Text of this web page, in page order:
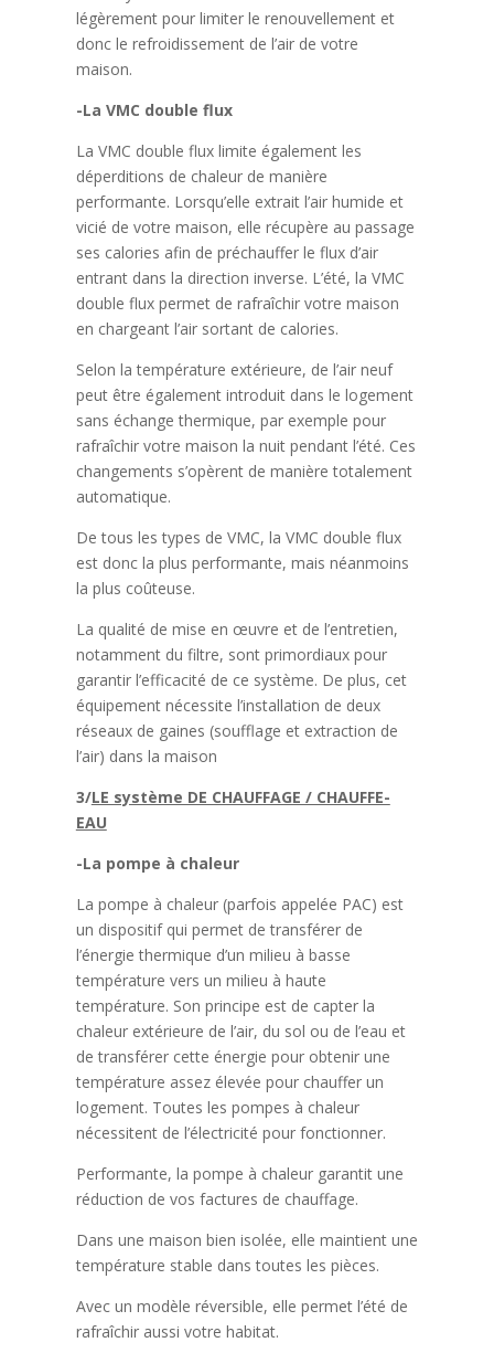
légèrement pour limiter le renouvellement et
donc le refroidissement de l’air de votre
maison.
-La VMC double flux
La VMC double flux limite également les
déperditions de chaleur de manière
performante. Lorsqu’elle extrait l’air humide et
vicié de votre maison, elle récupère au passage
ses calories afin de préchauffer le flux d’air
entrant dans la direction inverse. L’été, la VMC
double flux permet de rafraîchir votre maison
en chargeant l’air sortant de calories.
Selon la température extérieure, de l’air neuf
peut être également introduit dans le logement
sans échange thermique, par exemple pour
rafraîchir votre maison la nuit pendant l’été. Ces
changements s’opèrent de manière totalement
automatique.
De tous les types de VMC, la VMC double flux
est donc la plus performante, mais néanmoins
la plus coûteuse.
La qualité de mise en œuvre et de l’entretien,
notamment du filtre, sont primordiaux pour
garantir l’efficacité de ce système. De plus, cet
équipement nécessite l’installation de deux
réseaux de gaines (soufflage et extraction de
l’air) dans la maison
3/LE système DE CHAUFFAGE / CHAUFFE-
EAU
-La pompe à chaleur
La pompe à chaleur (parfois appelée PAC) est
un dispositif qui permet de transférer de
l’énergie thermique d’un milieu à basse
température vers un milieu à haute
température. Son principe est de capter la
chaleur extérieure de l’air, du sol ou de l’eau et
de transférer cette énergie pour obtenir une
température assez élevée pour chauffer un
logement. Toutes les pompes à chaleur
nécessitent de l’électricité pour fonctionner.
Performante, la pompe à chaleur garantit une
réduction de vos factures de chauffage.
Dans une maison bien isolée, elle maintient une
température stable dans toutes les pièces.
Avec un modèle réversible, elle permet l’été de
rafraîchir aussi votre habitat.